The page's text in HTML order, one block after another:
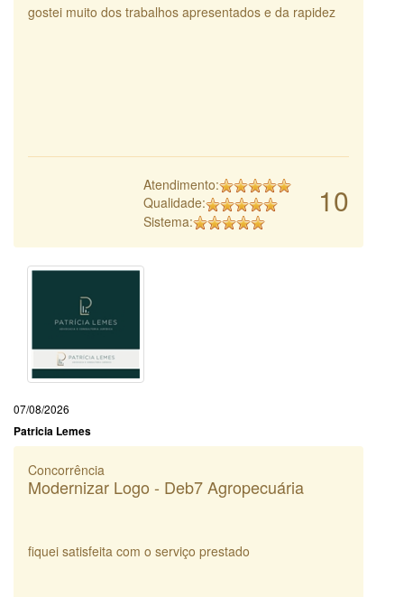
gostei muito dos trabalhos apresentados e da rapidez
10
Atendimento:
Qualidade:
Sistema:
07/08/2026
Patricia Lemes
Concorrência
Modernizar Logo - Deb7 Agropecuária
fiquei satisfeita com o serviço prestado